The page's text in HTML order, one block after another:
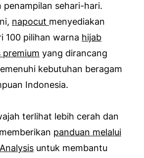
penampilan sehari-hari.
napocut menyediakan
100 pilihan warna hijab
premium yang dirancang
kebutuhan beragam
Indonesia.
terlihat lebih cerah dan
panduan melalui
untuk membantu